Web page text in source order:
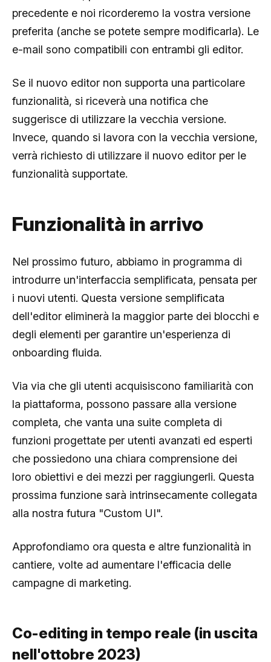
precedente e noi ricorderemo la vostra versione
preferita (anche se potete sempre modificarla). Le
e-mail sono compatibili con entrambi gli editor.
Se il nuovo editor non supporta una particolare
funzionalità, si riceverà una notifica che
suggerisce di utilizzare la vecchia versione.
Invece, quando si lavora con la vecchia versione,
verrà richiesto di utilizzare il nuovo editor per le
funzionalità supportate.
Funzionalità in arrivo
Nel prossimo futuro, abbiamo in programma di
introdurre un'interfaccia semplificata, pensata per
i nuovi utenti. Questa versione semplificata
dell'editor eliminerà la maggior parte dei blocchi e
degli elementi per garantire un'esperienza di
onboarding fluida.
Via via che gli utenti acquisiscono familiarità con
la piattaforma, possono passare alla versione
completa, che vanta una suite completa di
funzioni progettate per utenti avanzati ed esperti
che possiedono una chiara comprensione dei
loro obiettivi e dei mezzi per raggiungerli. Questa
prossima funzione sarà intrinsecamente collegata
alla nostra futura "Custom UI".
Approfondiamo ora questa e altre funzionalità in
cantiere, volte ad aumentare l'efficacia delle
campagne di marketing.
Co-editing in tempo reale (in uscita
nell'ottobre 2023)